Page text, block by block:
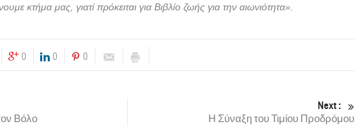
κτήμα μας, γιατί πρόκειται για Βιβλίο ζωής για την αιωνιότητα».
0 0 0
Βόλο
Next :
Η Σύναξη του Τιμίου Προδρόμου